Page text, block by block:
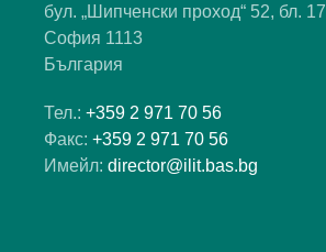
бул. „Шипченски проход“ 52, бл. 17
София 1113
България
Тел.: +359 2 971 70 56
Факс: +359 2 971 70 56
Имейл: director@ilit.bas.bg